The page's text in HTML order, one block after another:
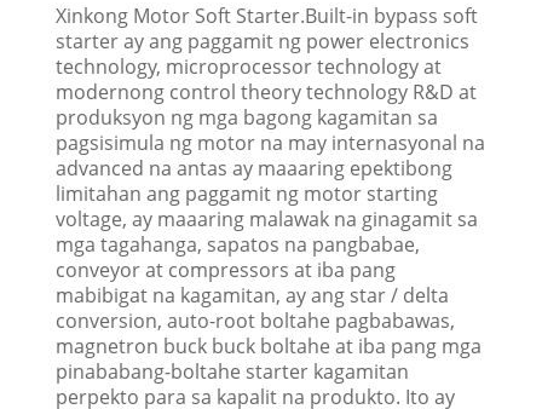
Xinkong Motor Soft Starter.Built-in bypass soft
starter ay ang paggamit ng power electronics
technology, microprocessor technology at
modernong control theory technology R&D at
produksyon ng mga bagong kagamitan sa
pagsisimula ng motor na may internasyonal na
advanced na antas ay maaaring epektibong
limitahan ang paggamit ng motor starting
voltage, ay maaaring malawak na ginagamit sa
mga tagahanga, sapatos na pangbabae,
conveyor at compressors at iba pang
mabibigat na kagamitan, ay ang star / delta
conversion, auto-root boltahe pagbabawas,
magnetron buck buck boltahe at iba pang mga
pinababang-boltahe starter kagamitan
perpekto para sa kapalit na produkto. Ito ay